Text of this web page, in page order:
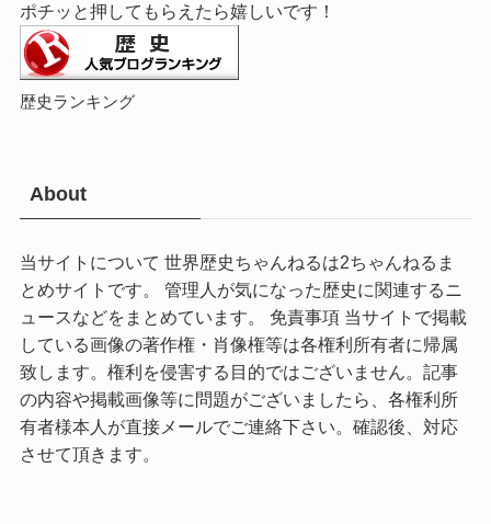
ポチッと押してもらえたら嬉しいです！
歴史ランキング
About
当サイトについて 世界歴史ちゃんねるは2ちゃんねるま
とめサイトです。 管理人が気になった歴史に関連するニ
ュースなどをまとめています。 免責事項 当サイトで掲載
している画像の著作権・肖像権等は各権利所有者に帰属
致します。権利を侵害する目的ではございません。記事
の内容や掲載画像等に問題がございましたら、各権利所
有者様本人が直接メールでご連絡下さい。確認後、対応
させて頂きます。